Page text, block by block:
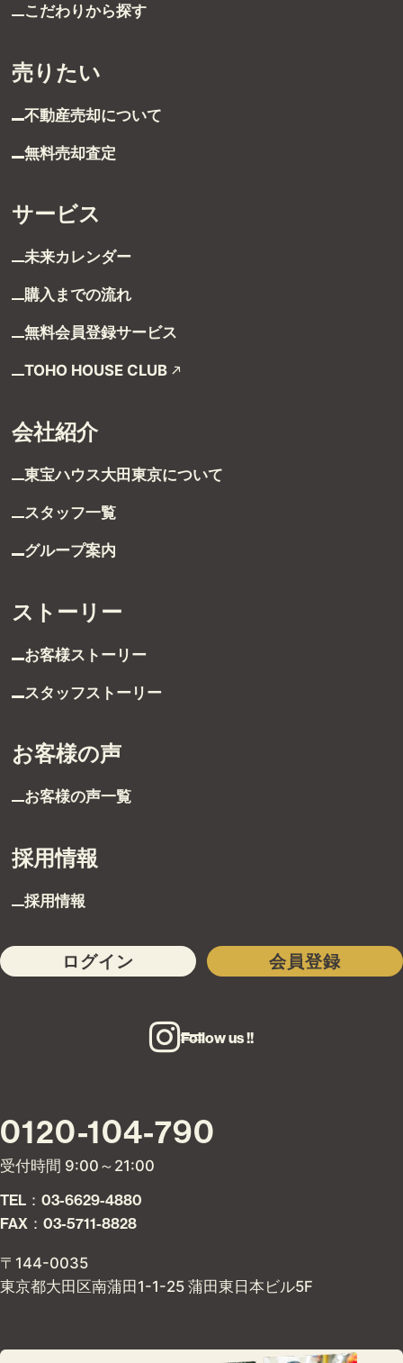
こだわりから探す
売りたい
不動産売却について
無料売却査定
サービス
未来カレンダー
購入までの流れ
無料会員登録サービス
TOHO HOUSE CLUB
会社紹介
東宝ハウス大田東京について
スタッフ一覧
グループ案内
ストーリー
お客様ストーリー
スタッフストーリー
お客様の声
お客様の声一覧
採用情報
採用情報
ログイン 会員登録
Follow us !!
0120-104-790
受付時間 9:00～21:00
TEL：03-6629-4880
FAX：03-5711-8828
〒144-0035
東京都大田区南蒲田1-1-25 蒲田東日本ビル5F